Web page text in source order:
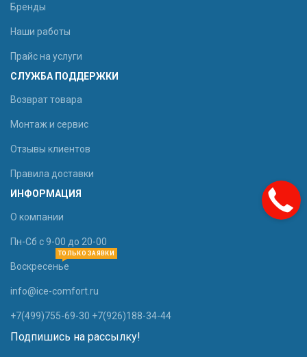
Бренды
Наши работы
Прайс на услуги
СЛУЖБА ПОДДЕРЖКИ
Возврат товара
Монтаж и сервис
Отзывы клиентов
Правила доставки
ИНФОРМАЦИЯ
О компании
Пн-Сб с 9-00 до 20-00
Воскресенье
ТОЛЬКО ЗАЯВКИ
info@ice-comfort.ru
+7(499)755-69-30 +7(926)188-34-44
Подпишись на рассылку!